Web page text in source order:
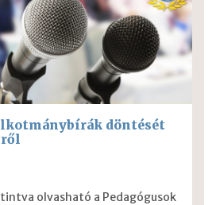
döntését
olvasható a Pedagógusok